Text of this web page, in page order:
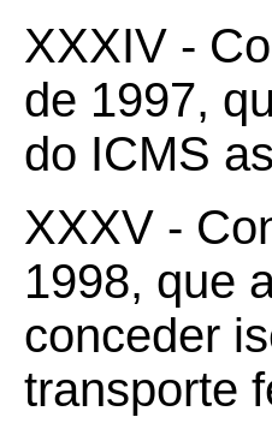
XXXIV -
de 1997,
do ICMS
XXXV -
1998, que
conceder
transporte